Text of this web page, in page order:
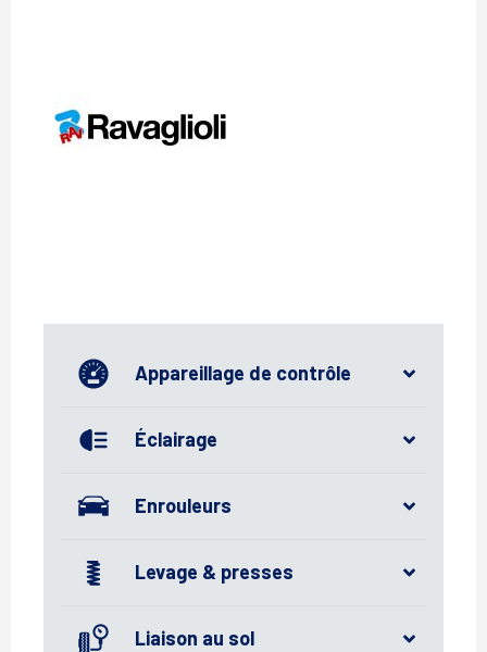
Appareillage de contrôle
Éclairage
Enrouleurs
Levage & presses
Liaison au sol